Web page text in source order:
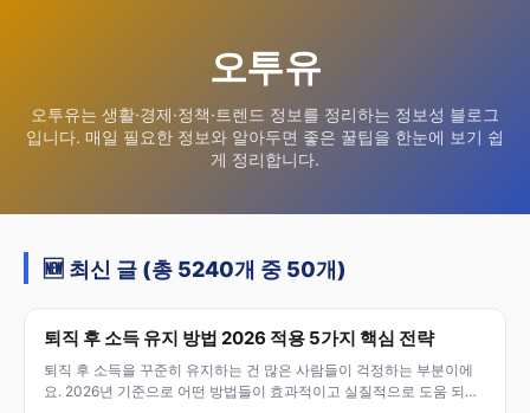
오투유
오투유는 생활·경제·정책·트렌드 정보를 정리하는 정보성 블로그
입니다. 매일 필요한 정보와 알아두면 좋은 꿀팁을 한눈에 보기 쉽
게 정리합니다.
🆕 최신 글 (총 5240개 중 50개)
퇴직 후 소득 유지 방법 2026 적용 5가지 핵심 전략
퇴직 후 소득을 꾸준히 유지하는 건 많은 사람들이 걱정하는 부분이에
요. 2026년 기준으로 어떤 방법들이 효과적이고 실질적으로 도움 되는